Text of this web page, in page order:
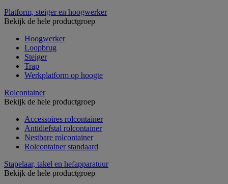
Platform, steiger en hoogwerker
Bekijk de hele productgroep
Hoogwerker
Loopbrug
Steiger
Trap
Werkplatform op hoogte
Rolcontainer
Bekijk de hele productgroep
Accessoires rolcontainer
Antidiefstal rolcontainer
Nestbare rolcontainer
Rolcontainer standaard
Stapelaar, takel en hefapparatuur
Bekijk de hele productgroep